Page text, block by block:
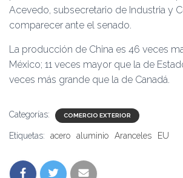
Acevedo, subsecretario de Industria y
comparecer ante el senado.
La producción de China es 46 veces
México; 11 veces mayor que la de
veces más grande que la de Canadá.
Categorías: COMERCIO EXTERIOR
Etiquetas: acero aluminio Aranceles EU